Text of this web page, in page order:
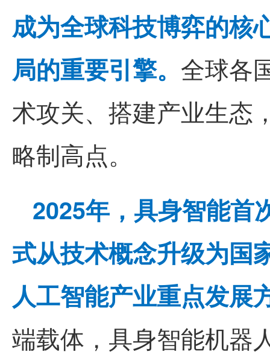
成为全球科技博弈的核
局的重要引擎。 全球各
术攻关、搭建产业生态
略制高点。
2025年，具身智能首
式从技术概念升级为国
人工智能产业重点发展
端载体，具身智能机器